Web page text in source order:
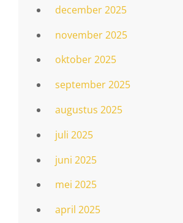
december 2025
november 2025
oktober 2025
september 2025
augustus 2025
juli 2025
juni 2025
mei 2025
april 2025